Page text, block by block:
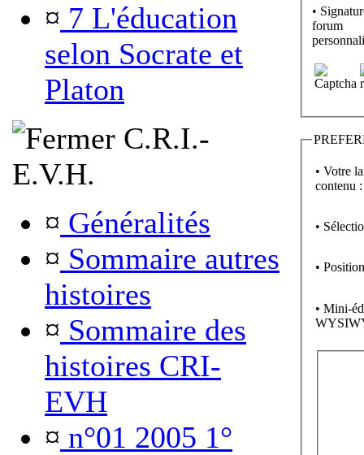
¤ 7 L'éducation
selon Socrate et
Platon
C.R.I.-
E.V.H.
¤ Généralités
¤ Sommaire autres
histoires
¤ Sommaire des
histoires CRI-
EVH
¤ n°01 2005 1°
•
forum
• Votre
contenu :
•
•
• Mini-